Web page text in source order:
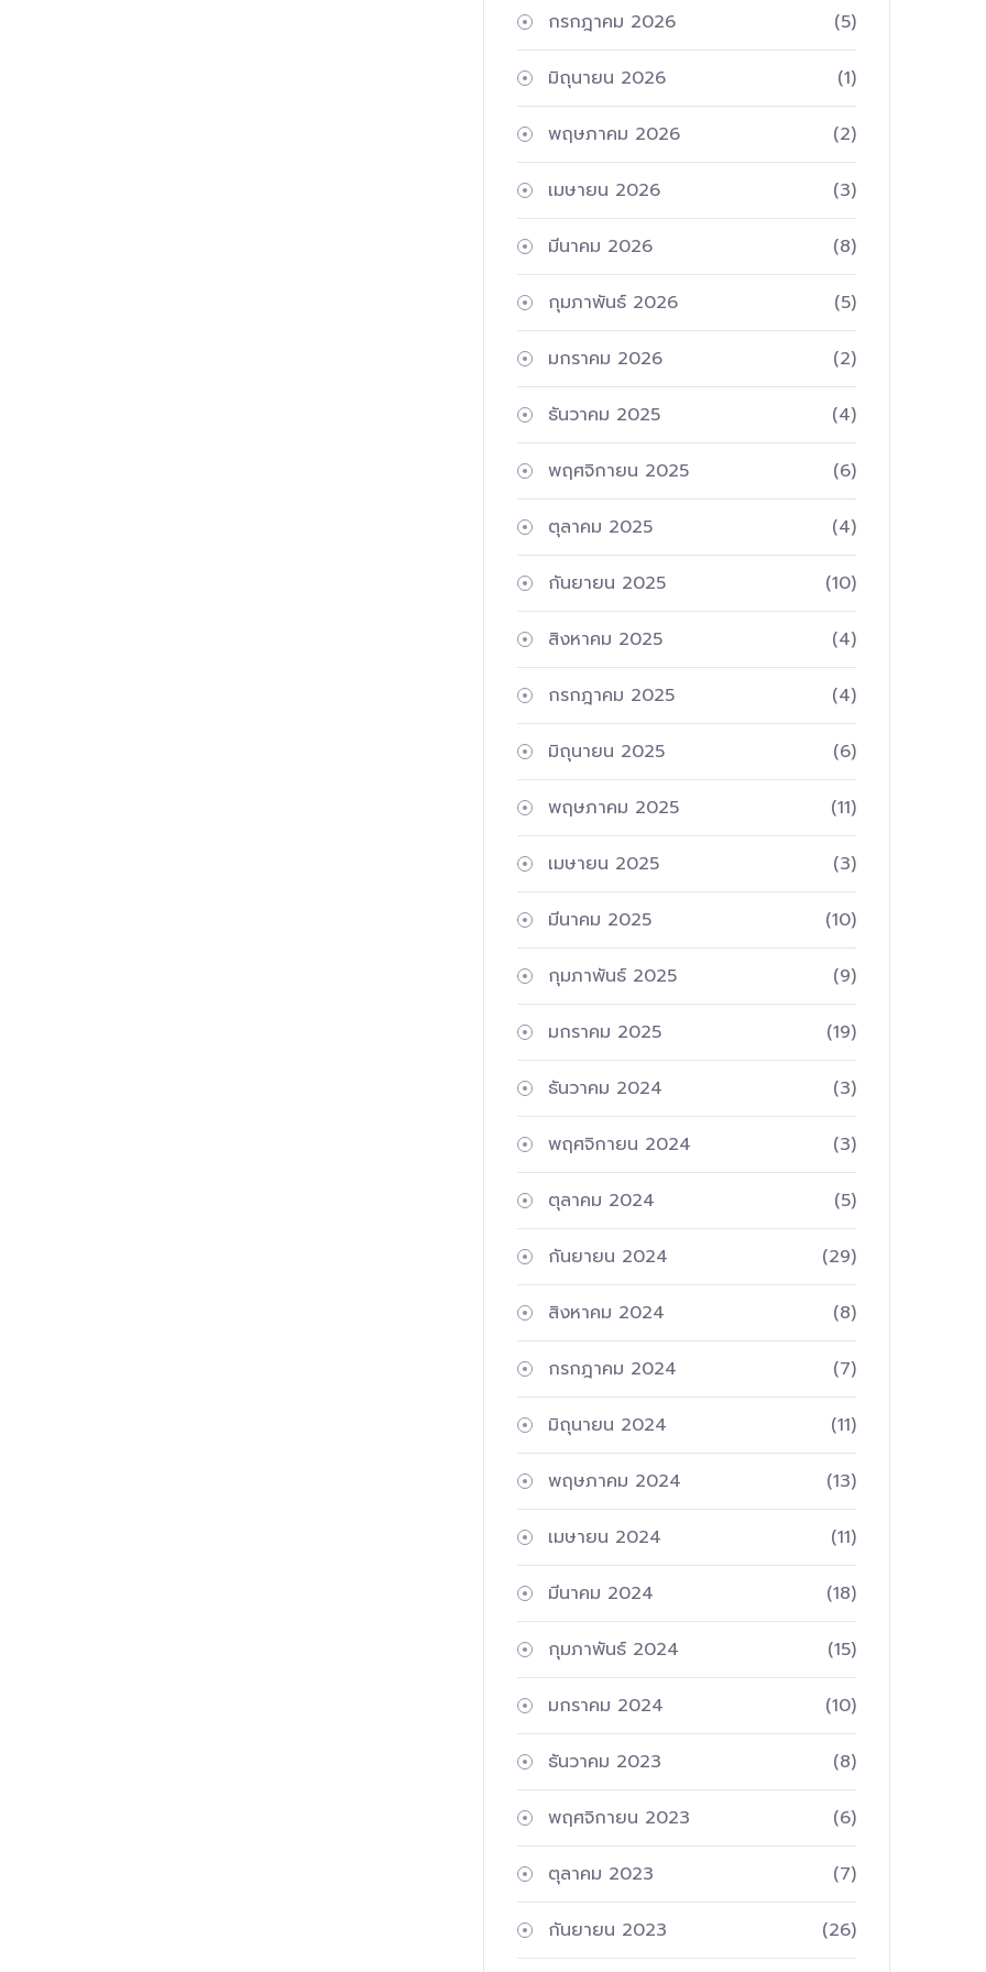
กรกฎาคม 2026 (5)
มิถุนายน 2026 (1)
พฤษภาคม 2026 (2)
เมษายน 2026 (3)
มีนาคม 2026 (8)
กุมภาพันธ์ 2026 (5)
มกราคม 2026 (2)
ธันวาคม 2025 (4)
พฤศจิกายน 2025 (6)
ตุลาคม 2025 (4)
กันยายน 2025 (10)
สิงหาคม 2025 (4)
กรกฎาคม 2025 (4)
มิถุนายน 2025 (6)
พฤษภาคม 2025 (11)
เมษายน 2025 (3)
มีนาคม 2025 (10)
กุมภาพันธ์ 2025 (9)
มกราคม 2025 (19)
ธันวาคม 2024 (3)
พฤศจิกายน 2024 (3)
ตุลาคม 2024 (5)
กันยายน 2024 (29)
สิงหาคม 2024 (8)
กรกฎาคม 2024 (7)
มิถุนายน 2024 (11)
พฤษภาคม 2024 (13)
เมษายน 2024 (11)
มีนาคม 2024 (18)
กุมภาพันธ์ 2024 (15)
มกราคม 2024 (10)
ธันวาคม 2023 (8)
พฤศจิกายน 2023 (6)
ตุลาคม 2023 (7)
กันยายน 2023 (26)